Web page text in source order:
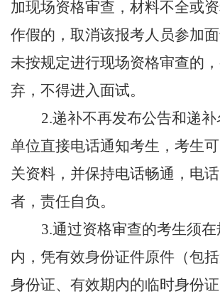
加现场资格审查，材料不全或
作假的，取消该报考人员参加面
未按规定进行现场资格审查的
弃，不得进入面试。
2.递补不再发布公告和递
单位直接电话通知考生，考生
关资料，并保持电话畅通，电
者，责任自负。
3.通过资格审查的考生须
内，凭有效身份证件原件（包
身份证、有效期内的临时身份